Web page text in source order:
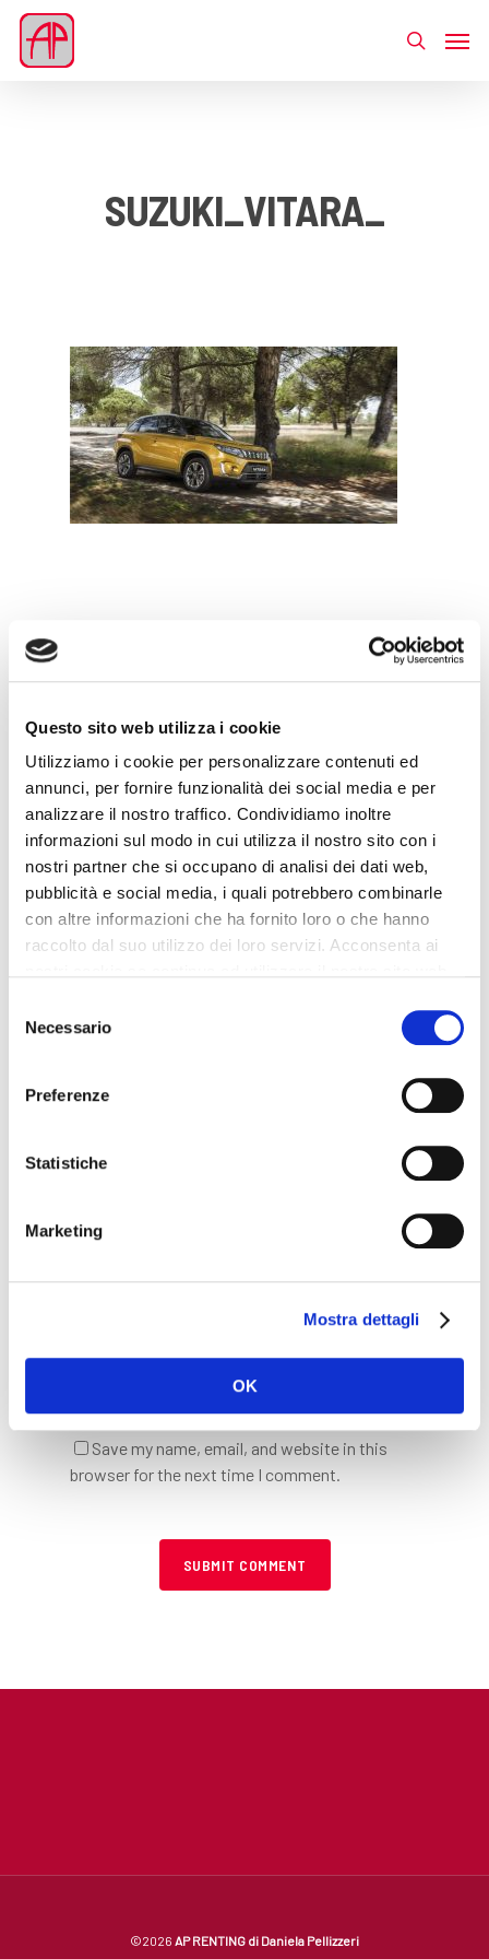
Questo sito web utilizza i cookie
Utilizziamo i cookie per personalizzare contenuti ed
annunci, per fornire funzionalità dei social media e per
analizzare il nostro traffico. Condividiamo inoltre
informazioni sul modo in cui utilizza il nostro sito con i
nostri partner che si occupano di analisi dei dati web,
pubblicità e social media, i quali potrebbero combinarle
con altre informazioni che ha fornito loro o che hanno
raccolto dal suo utilizzo dei loro servizi. Acconsenta ai
delNecessario
Preferenze
Statistiche
Marketing
Mostra dettagli
OK
SUZUKI_VITARA_
Leave a Reply
Save my name, email, and website in this
browser for the next time I comment.
©2026 AP RENTING di Daniela Pellizzeri